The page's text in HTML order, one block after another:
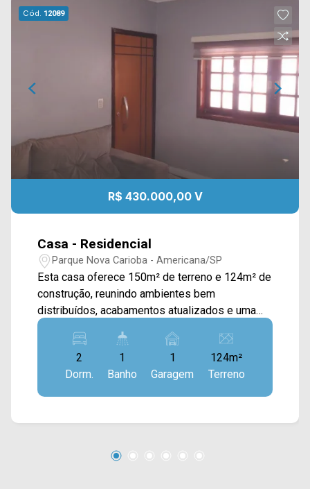
Cód. 12089
R$ 430.000,00 V
Casa - Residencial
Parque Nova Carioba - Americana/SP
Esta casa oferece 150m² de terreno e 124m² de
construção, reunindo ambientes bem
distribuídos, acabamentos atualizados e uma
excelente opção para quem busca um imóvel
pronto para morar. A área social conta com sala
de estar, sala de jantar e cozinha planejada,
criando um ambiente funcional para a rotina. O
banheiro foi recentemente reformado, com
laminado nos ambientes internos proporciona
gourmet com churrasqueira é um dos destaques
2
Dorm.
1
Banho
1
Garagem
124m²
Terreno